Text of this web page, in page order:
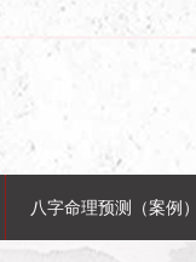
八字命理预测（案例）